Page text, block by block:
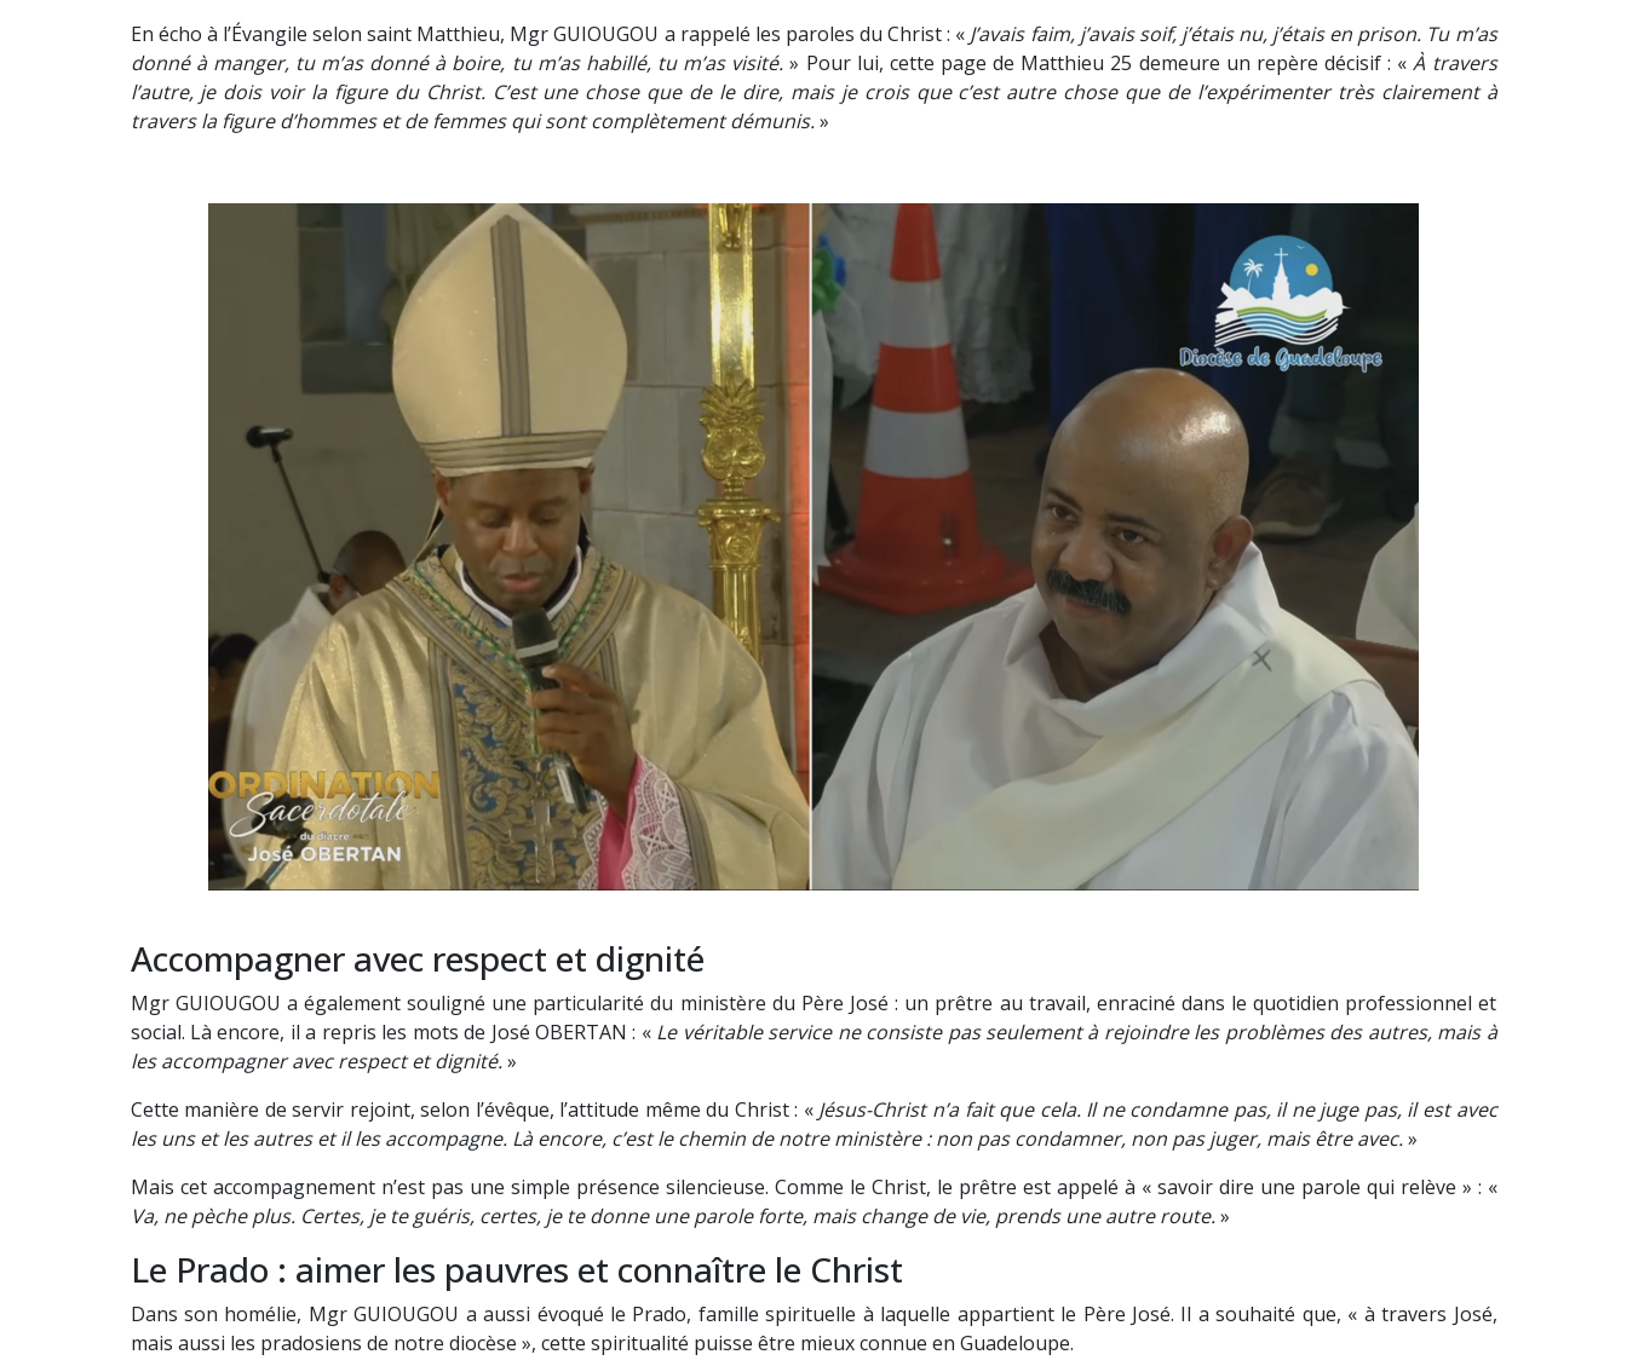
En écho à l’Évangile selon saint Matthieu, Mgr GUIOUGOU a rappelé les paroles du Christ : « J’avais faim, j’avais soif, j’étais nu, j’étais en prison. Tu m’as
donné à manger, tu m’as donné à boire, tu m’as habillé, tu m’as visité.» Pour lui, cette page de Matthieu 25 demeure un repère décisif : «À travers
l’autre, je dois voir la figure du Christ. C’est une chose que de le dire, mais je crois que c’est autre chose que de l’expérimenter très clairement à
travers la figure d’hommes et de femmes qui sont complètement démunis.»
Accompagner avec respect et dignité
Mgr GUIOUGOU a également souligné une particularité du ministère du Père José : un prêtre au travail, enraciné dans le quotidien professionnel et
social. Là encore, il a repris les mots de José OBERTAN : « Le véritable service ne consiste pas seulement à rejoindre les problèmes des autres, mais à
les accompagner avec respect et dignité.»
Cette manière de servir rejoint, selon l’évêque, l’attitude même du Christ : « Jésus-Christ n’a fait que cela. Il ne condamne pas, il ne juge pas, il est avec
les uns et les autres et il les accompagne. Là encore, c’est le chemin de notre ministère : non pas condamner, non pas juger, mais être avec.»
Mais cet accompagnement n’est pas une simple présence silencieuse. Comme le Christ, le prêtre est appelé à « savoir dire une parole qui relève » : «
Va, ne pèche plus. Certes, je te guéris, certes, je te donne une parole forte, mais change de vie, prends une autre route.»
Le Prado : aimer les pauvres et connaître le Christ
Dans son homélie, Mgr GUIOUGOU a aussi évoqué le Prado, famille spirituelle à laquelle appartient le Père José. Il a souhaité que, « à travers José,
mais aussi les pradosiens de notre diocèse », cette spiritualité puisse être mieux connue en Guadeloupe.